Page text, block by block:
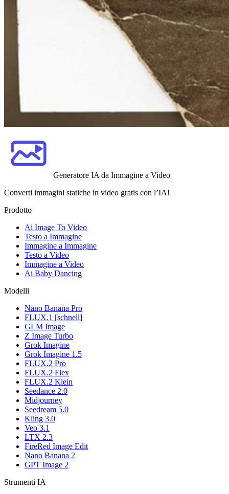
Generatore IA da Immagine a Video
Converti immagini statiche in video gratis con l’IA!
Prodotto
Ai Image To Video
Testo a Immagine
Immagine a Immagine
Testo a Video
Immagine a Video
Ai Baby Dancing
Modelli
Nano Banana Pro
FLUX.1 [schnell]
GLM Image
Z Image Turbo
Grok Imagine
Grok Imagine 1.5
FLUX.2 Pro
FLUX.2 Flex
FLUX.2 Klein
Seedance 2.0
Midjourney
Seedream 5.0
Kling 3.0
Veo 3.1
LTX 2.3
FireRed Image Edit
Nano Banana 2
GPT Image 2
Strumenti IA